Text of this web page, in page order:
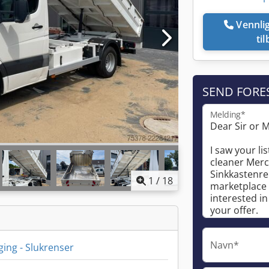
1 / 18
- Slukrenser
Vennligst ring meg
SEND
Melding*
Navn*